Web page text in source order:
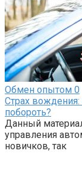
Обмен опытом 0
Страх вождения:
побороть?
Данный
управления
новичков, так